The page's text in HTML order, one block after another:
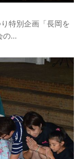
特別企画「長岡を
の...